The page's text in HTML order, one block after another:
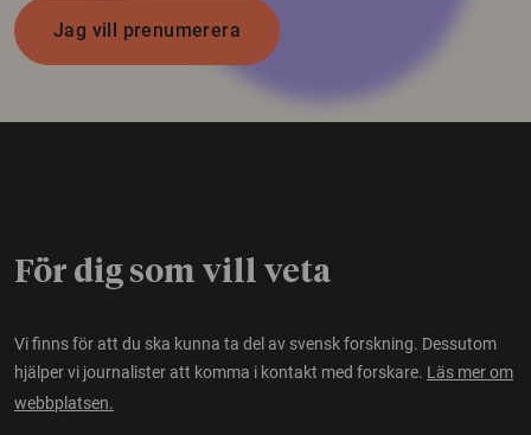
Jag vill prenumerera
För dig som vill veta
Vi finns för att du ska kunna ta del av svensk forskning. Dessutom
hjälper vi journalister att komma i kontakt med forskare. Läs mer om
webbplatsen.